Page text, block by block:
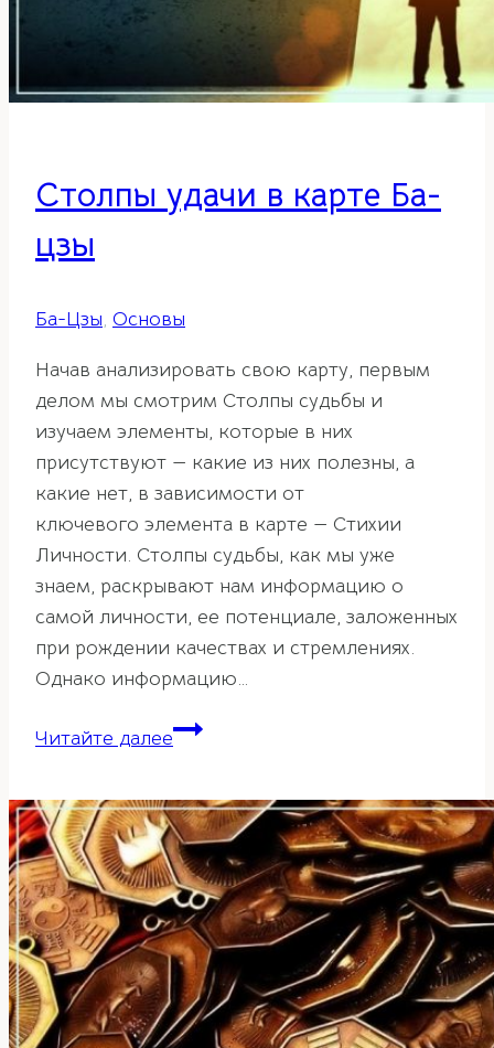
Столпы удачи в карте Ба-
цзы
Ба-Цзы, Основы
Начав анализировать свою карту, первым
делом мы смотрим Столпы судьбы и
изучаем элементы, которые в них
присутствуют — какие из них полезны, а
какие нет, в зависимости от
ключевого элемента в карте — Стихии
Личности. Столпы судьбы, как мы уже
знаем, раскрывают нам информацию о
самой личности, ее потенциале, заложенных
при рождении качествах и стремлениях.
Однако информацию…
Читайте далееСтолпы
карте
Ба-
цзы